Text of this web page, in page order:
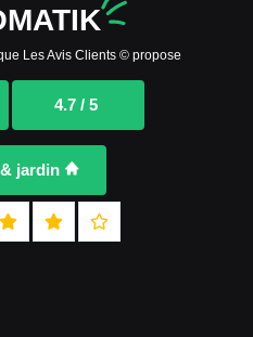
Les Avis Clients © propose
4.7 / 5
jardin